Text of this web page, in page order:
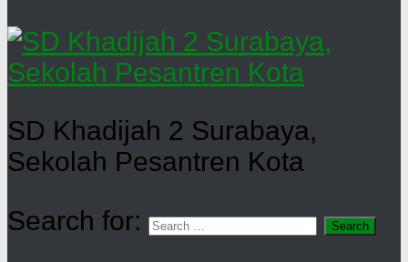
SD Khadijah 2 Surabaya,
Sekolah Pesantren Kota
Search for: